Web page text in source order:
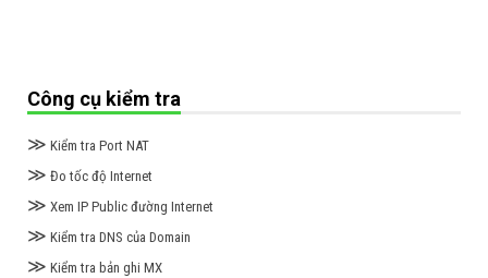
Công cụ kiểm tra
≫ Kiểm tra Port NAT
≫ Đo tốc độ Internet
≫ Xem IP Public đường Internet
≫ Kiểm tra DNS của Domain
≫ Kiểm tra bản ghi MX